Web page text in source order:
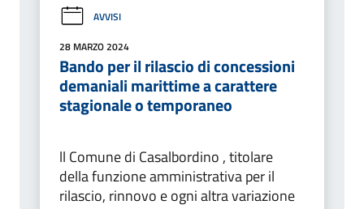
AVVISI
28 MARZO 2024
Bando per il rilascio di concessioni
demaniali marittime a carattere
stagionale o temporaneo
ll Comune di Casalbordino , titolare
della funzione amministrativa per il
rilascio, rinnovo e ogni altra variazione